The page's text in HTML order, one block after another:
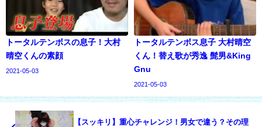
トータルテンボスの息子！大村
晴空くんの素顔
2021-05-03
トータルテンボス息子 大村晴空
くん！替え歌が秀逸 髭男&King
Gnu
2021-05-03
【スッキリ】重心チャレンジ！男女で違う？その理